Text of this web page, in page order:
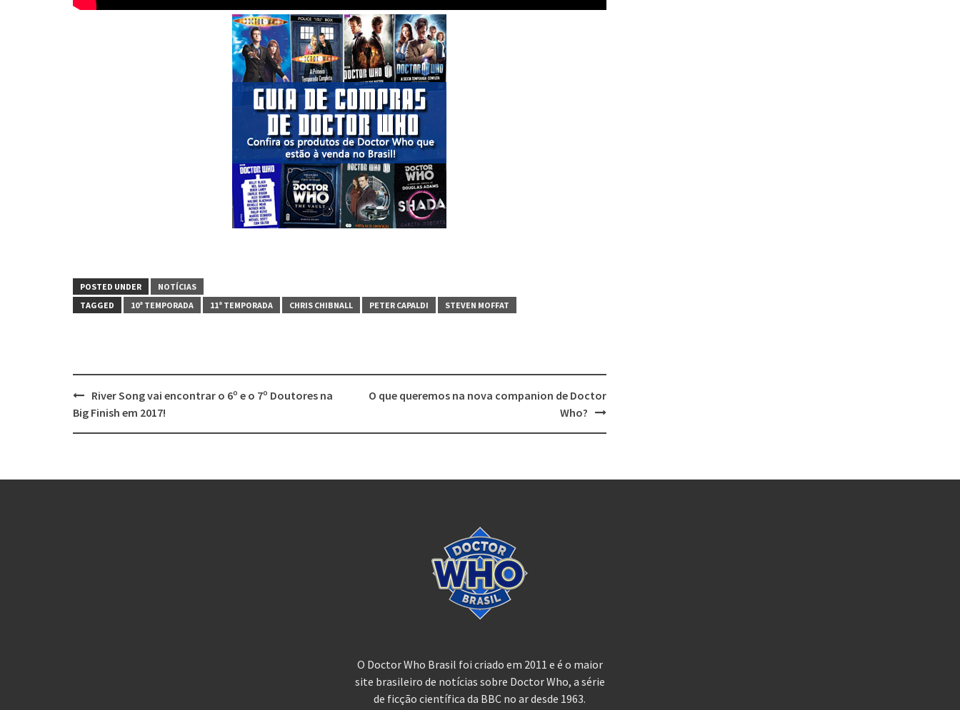
POSTED UNDER
NOTÍCIAS
TAGGED
10ª TEMPORADA 11ª TEMPORADA CHRIS CHIBNALL PETER CAPALDI STEVEN MOFFAT
Post
navigation
River Song vai encontrar o 6º e o 7º Doutores na
Big Finish em 2017!
O que queremos na nova companion de Doctor
Who?
O Doctor Who Brasil foi criado em 2011 e é o maior
site brasileiro de notícias sobre Doctor Who, a série
de ficção científica da BBC no ar desde 1963.